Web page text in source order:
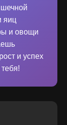
яиц
и овощи
и успех